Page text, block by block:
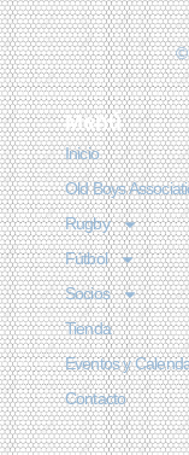
©
Menú
Inicio
Old Boys
Rugby
Fútbol
Socios
Tienda
Eventos y
Contacto